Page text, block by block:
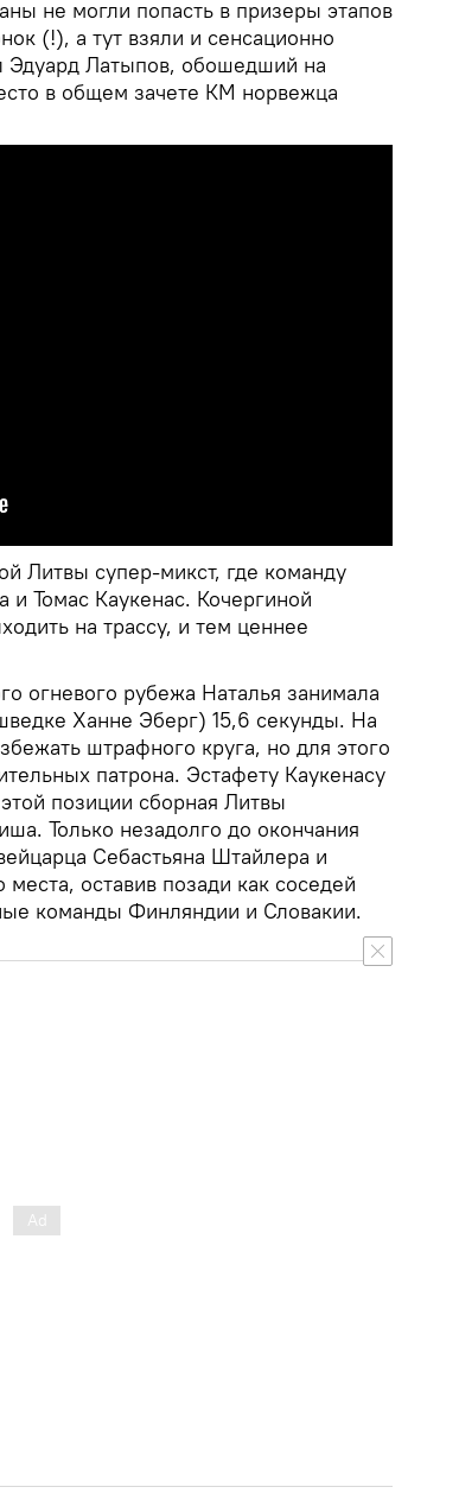
не могли попасть в призеры этапов
(!), а тут взяли и сенсационно
Эдуард Латыпов, обошедший на
в общем зачете КМ норвежца
Литвы супер-микст, где команду
и Томас Каукенас. Кочергиной
на трассу, и тем ценнее
огневого рубежа Наталья занимала
Ханне Эберг) 15,6 секунды. На
штрафного круга, но для этого
патрона. Эстафету Каукенасу
позиции сборная Литвы
Только незадолго до окончания
Себастьяна Штайлера и
места, оставив позади как соседей
команды Финляндии и Словакии.